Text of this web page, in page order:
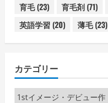
育毛(23) 育毛剤 (71)
英語学習 (20) 薄毛(23)
カテゴリー
カ